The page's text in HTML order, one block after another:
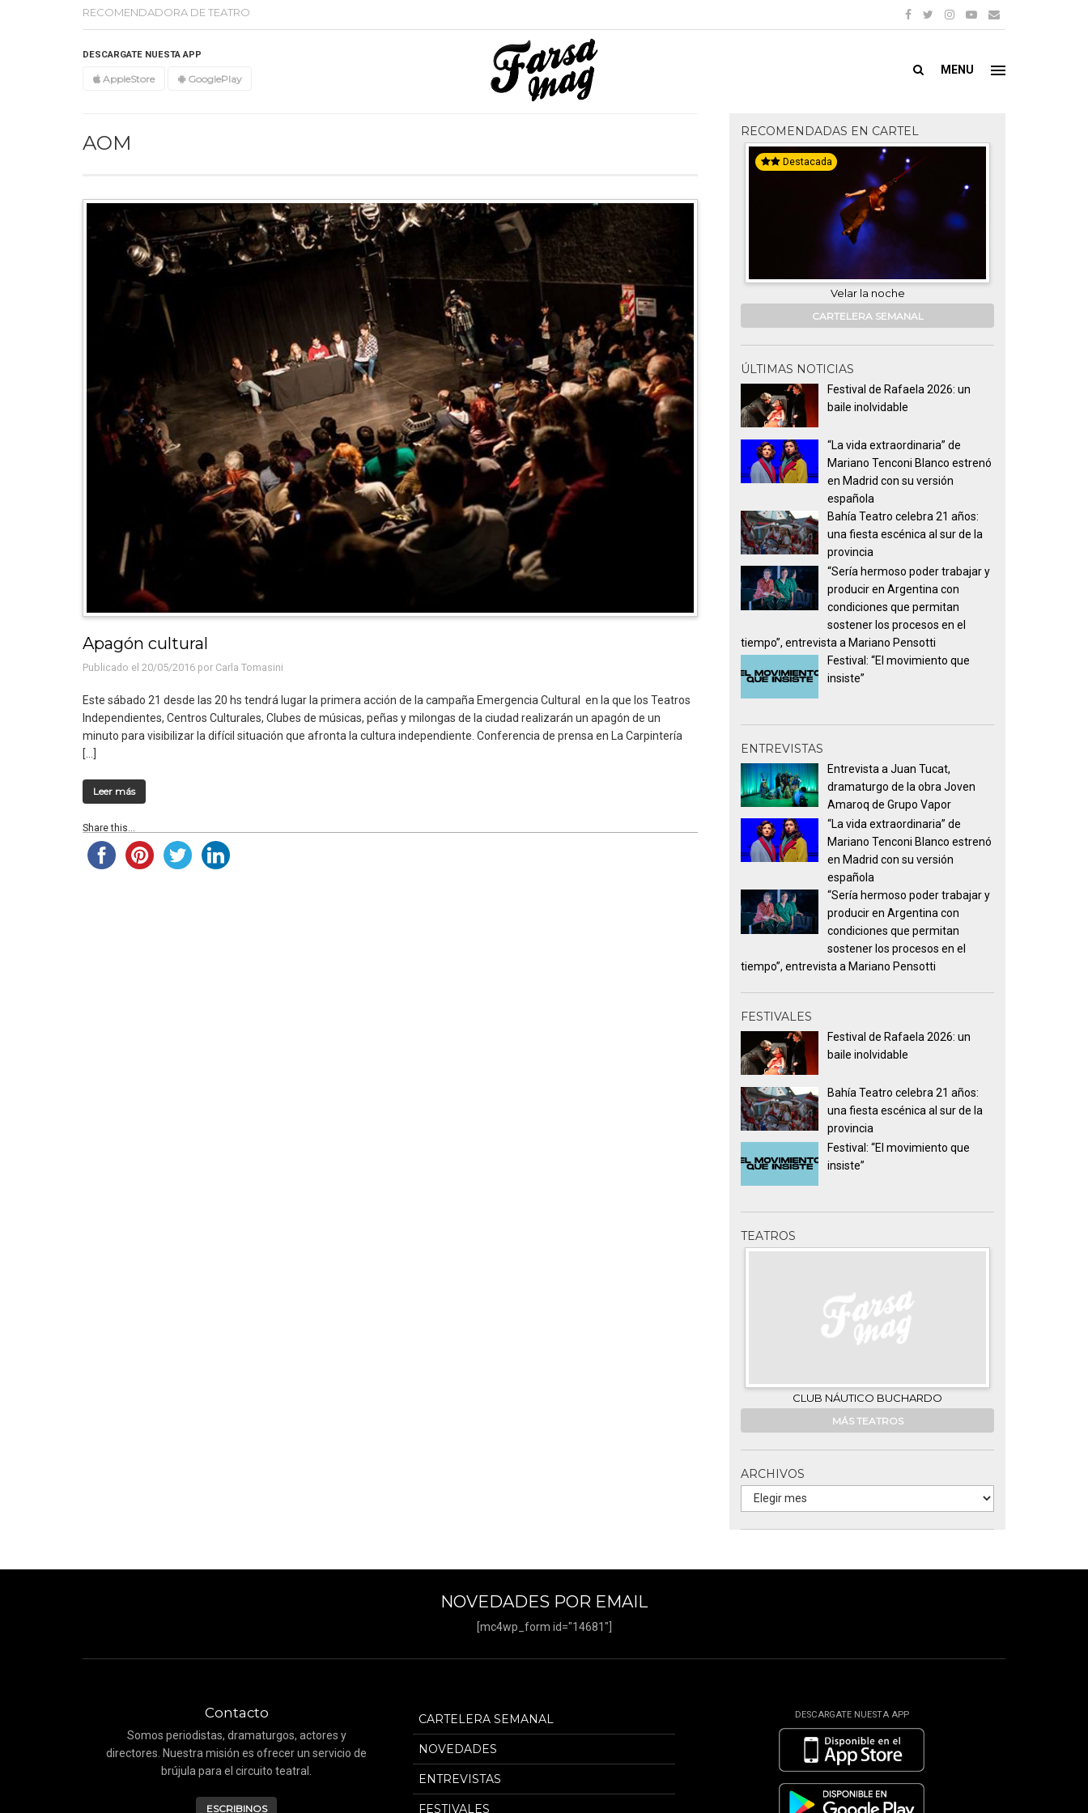
RECOMENDADORA DE TEATRO
DESCARGATE NUESTA APP
AppleStore GooglePlay
MENU
AOM
Apagón cultural
Publicado el 20/05/2016 por Carla Tomasini
Este sábado 21 desde las 20 hs tendrá lugar la primera acción de la campaña Emergencia Cultural en la que los Teatros
Independientes, Centros Culturales, Clubes de músicas, peñas y milongas de la ciudad realizarán un apagón de un
minuto para visibilizar la difícil situación que afronta la cultura independiente. Conferencia de prensa en La Carpintería
[…]
Leer más
Share this...
RECOMENDADAS EN CARTEL
Una casa en Biarritz Las despedidas
Destacada
Velar la noche
CARTELERA SEMANAL
ÚLTIMAS NOTICIAS
Festival de Rafaela 2026: un
baile inolvidable
“La vida extraordinaria” de
Mariano Tenconi Blanco estrenó
en Madrid con su versión
española
Bahía Teatro celebra 21 años:
una fiesta escénica al sur de la
provincia
“Sería hermoso poder trabajar y
producir en Argentina con
condiciones que permitan
sostener los procesos en el
tiempo”, entrevista a Mariano Pensotti
Festival: “El movimiento que
insiste”
ENTREVISTAS
Entrevista a Juan Tucat,
dramaturgo de la obra Joven
Amaroq de Grupo Vapor
“La vida extraordinaria” de
Mariano Tenconi Blanco estrenó
en Madrid con su versión
española
“Sería hermoso poder trabajar y
producir en Argentina con
condiciones que permitan
sostener los procesos en el
tiempo”, entrevista a Mariano Pensotti
FESTIVALES
Festival de Rafaela 2026: un
baile inolvidable
Bahía Teatro celebra 21 años:
una fiesta escénica al sur de la
provincia
Festival: “El movimiento que
insiste”
TEATROS
CLUB NÁUTICO BUCHARDO
MÁS TEATROS
ARCHIVOS
NOVEDADES POR EMAIL
[mc4wp_form id="14681"]
Contacto
Somos periodistas, dramaturgos, actores y
directores. Nuestra misión es ofrecer un servicio de
brújula para el circuito teatral.
ESCRIBINOS
CARTELERA SEMANAL
NOVEDADES
ENTREVISTAS
FESTIVALES
DESCARGATE NUESTA APP